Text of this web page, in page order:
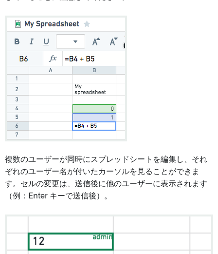
複数のユーザーが同時にスプレッドシートを編集し、それ
ぞれのユーザー名が付いたカーソルを見ることができま
す。セルの変更は、送信後に他のユーザーに表示されます
（例：Enter キーで送信後）。